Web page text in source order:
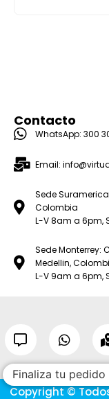
Contacto
WhatsApp: 300
Email:
Sede
Colombia
L-V 8am a 6pm,
Sede Monterrey:
Medellin,
L-V 9am a 6pm,
Copyright ©
Finaliza tu